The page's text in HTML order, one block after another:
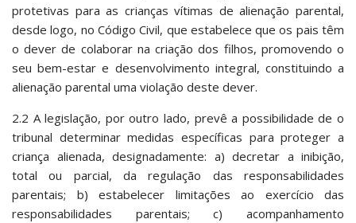
protetivas para as crianças vítimas de alienação parental,
desde logo, no Código Civil, que estabelece que os pais têm
o dever de colaborar na criação dos filhos, promovendo o
seu bem-estar e desenvolvimento integral, constituindo a
alienação parental uma violação deste dever.
2.2 A legislação, por outro lado, prevê a possibilidade de o
tribunal determinar medidas específicas para proteger a
criança alienada, designadamente: a) decretar a inibição,
total ou parcial, da regulação das responsabilidades
parentais; b) estabelecer limitações ao exercício das
responsabilidades parentais; c) acompanhamento